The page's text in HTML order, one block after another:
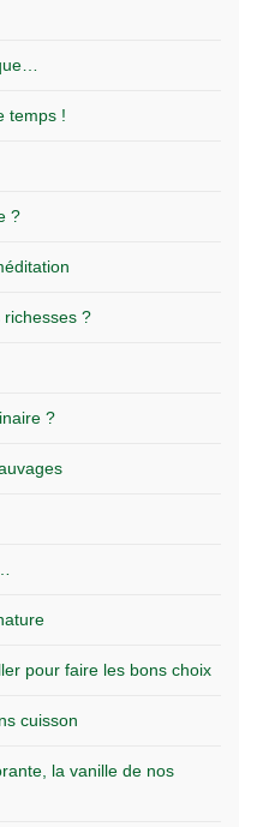
temps !
?
?
?
pour faire les bons choix
cuisson
la vanille de nos